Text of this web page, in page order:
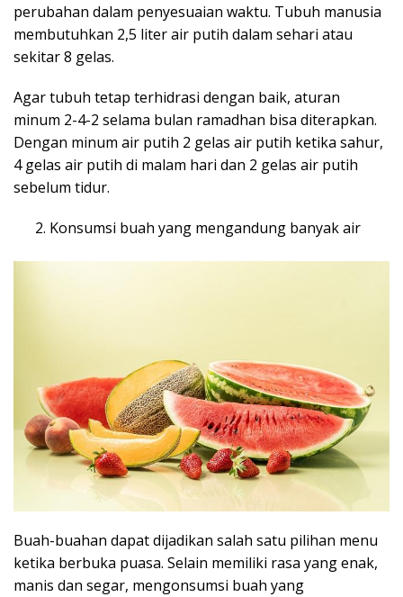
perubahan dalam penyesuaian waktu. Tubuh manusia
membutuhkan 2,5 liter air putih dalam sehari atau
sekitar 8 gelas.
Agar tubuh tetap terhidrasi dengan baik, aturan
minum 2-4-2 selama bulan ramadhan bisa diterapkan.
Dengan minum air putih 2 gelas air putih ketika sahur,
4 gelas air putih di malam hari dan 2 gelas air putih
sebelum tidur.
Konsumsi buah yang mengandung banyak air
Buah-buahan dapat dijadikan salah satu pilihan menu
ketika berbuka puasa. Selain memiliki rasa yang enak,
manis dan segar, mengonsumsi buah yang